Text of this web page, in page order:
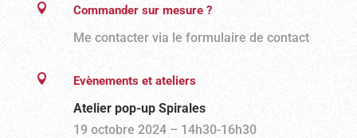
 Commander sur mesure ?
Me contacter via le formulaire de contact
 Evènements et ateliers
Atelier pop-up Spirales
19 octobre 2024 – 14h30-16h30